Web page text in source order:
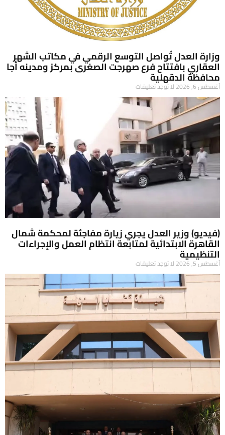
وزارة العدل تُواصل التوسع الرقمي في مكاتب الشهر
العقاري بافتتاح فرع صهرجت الصغرى بمركز ومدينه أجا
محافظة الدقهلية
أغسطس 6, 2026 لا توجد تعليقات
(فيديو) وزير العدل يجري زيارة مفاجئة لمحكمة شمال
القاهرة الابتدائية لمتابعة انتظام العمل والإجراءات
التنظيمية
أغسطس 5, 2026 لا توجد تعليقات